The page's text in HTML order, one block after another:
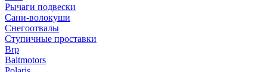
Рычаги подвески
Сани-волокуши
Снегоотвалы
Ступичные проставки
Brp
Baltmotors